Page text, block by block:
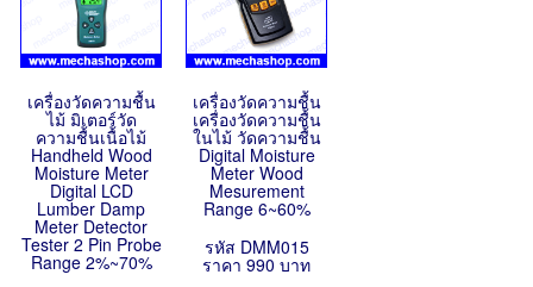
เครื่องวัดความชื้น
ไม้ มิเตอร์วัด
ความชื้นเนื้อไม้
Handheld Wood
Moisture Meter
Digital LCD
Lumber Damp
Meter Detector
Tester 2 Pin Probe
Range 2%~70%
เครื่องวัดความชื้น
เครื่องวัดความชื้น
ในไม้ วัดความชื้น
Digital Moisture
Meter Wood
Mesurement
Range 6~60%
รหัส DMM015
ราคา 990 บาท